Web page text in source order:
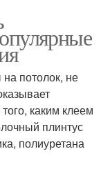
на потолок, не
каким клеем
плинтус
полиуретана